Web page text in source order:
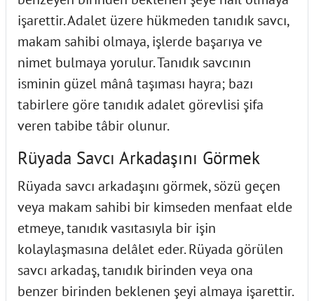
işarettir. Adalet üzere hükmeden tanıdık savcı,
makam sahibi olmaya, işlerde başarıya ve
nimet bulmaya yorulur. Tanıdık savcının
isminin güzel mânâ taşıması hayra; bazı
tabirlere göre tanıdık adalet görevlisi şifa
veren tabibe tâbir olunur.
Rüyada Savcı Arkadaşını Görmek
Rüyada savcı arkadaşını görmek, sözü geçen
veya makam sahibi bir kimseden menfaat elde
etmeye, tanıdık vasıtasıyla bir işin
kolaylaşmasına delâlet eder. Rüyada görülen
savcı arkadaş, tanıdık birinden veya ona
benzer birinden beklenen şeyi almaya işarettir.